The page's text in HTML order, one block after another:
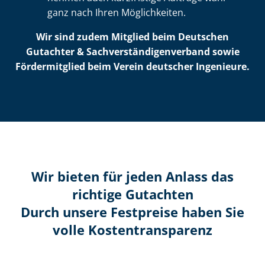
ganz nach Ihren Möglichkeiten.
Wir sind zudem Mitglied beim Deutschen
Gutachter & Sach­ver­stän­di­gen­ver­band sowie
Fördermitglied beim Verein deutscher Ingenieure.
Wir bieten für jeden Anlass das
richtige Gutachten
Durch unsere Festpreise haben Sie
volle Kosten­transparenz